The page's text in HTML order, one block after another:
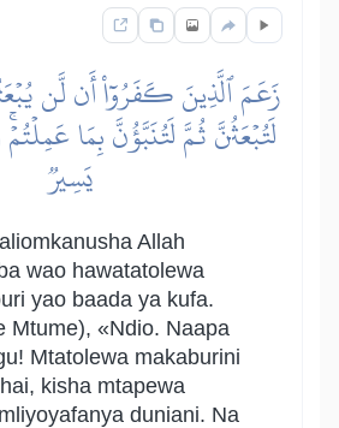
زَعَمَ ٱلَّذِينَ كَفَرُوٓاْ أَن لَّن
لَتُبۡعَثُنَّ ثُمَّ لَتُنَبَّؤُنَّ بِمَا
يَسِيرٞ
Allah
wao hawatatolewa
yao baada ya kufa.
Mtume), «Ndio. Naapa
Mtatolewa makaburini
kisha mtapewa
duniani. Na